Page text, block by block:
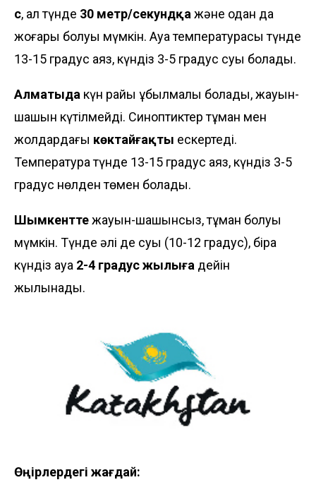
с, ал түнде 30 метр/секундқажәне одан да
жоғары болуы мүмкін. Ауа температурасы түнде
13-15 градус аяз, күндіз 3-5 градус суық болады.
Алматыда күн райы құбылмалы болады, жауын-
шашын күтілмейді. Синоптиктер тұман мен
жолдардағы көктайғақты ескертеді.
Температура түнде 13-15 градус аяз, күндіз 3-5
градус нөлден төмен болады.
Шымкенттежауын-шашынсыз, тұман болуы
мүмкін. Түнде әлі де суық (10-12 градус), бірақ
күндіз ауа 2-4 градус жылыға дейін
жылынады.
Өңірлердегі жағдай: